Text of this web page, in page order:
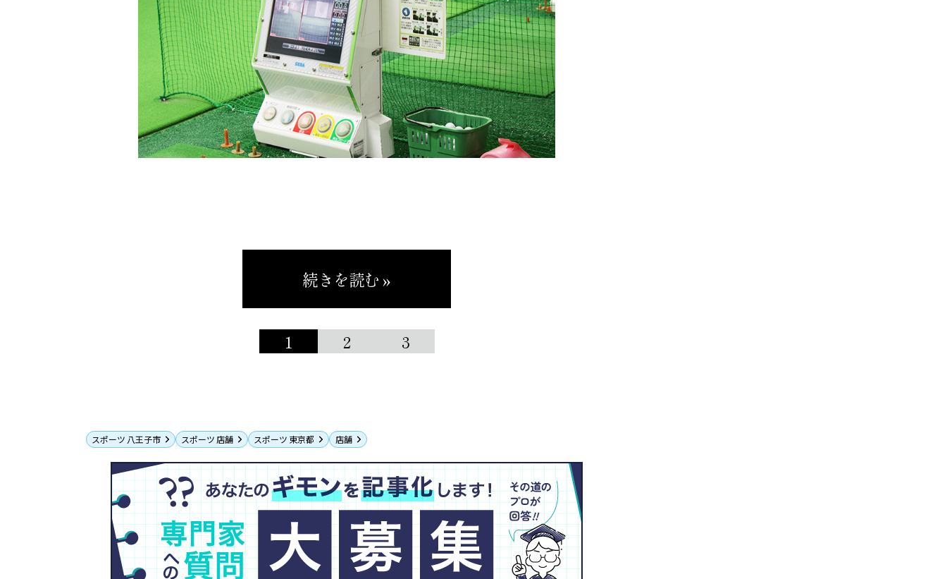
続きを読む »
1 2 3
スポーツ 八王子市 スポーツ 店舗 スポーツ 東京都 店舗